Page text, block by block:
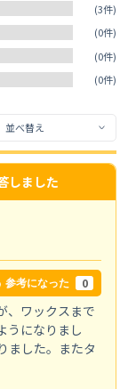
(3件)
(0件)
(0件)
(0件)
しました
参考になった 0
、ワックスまで
うになりまし
ました。またタ